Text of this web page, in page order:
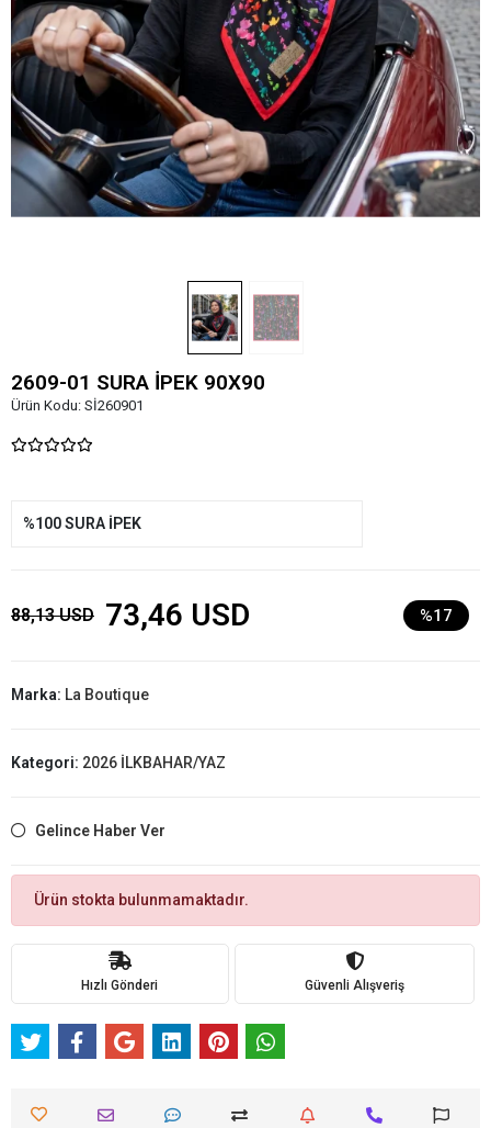
2609-01 SURA İPEK 90X90
Ürün Kodu: Sİ260901
%100 SURA İPEK
88,13 USD 73,46 USD %17
Marka: La Boutique
Kategori: 2026 İLKBAHAR/YAZ
Gelince Haber Ver
Ürün stokta bulunmamaktadır.
Hızlı Gönderi Güvenli Alışveriş